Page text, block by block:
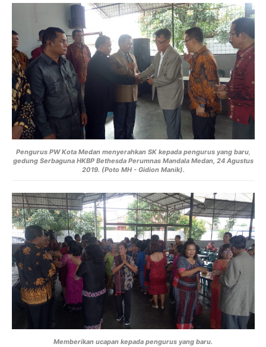
Pengurus PW Kota Medan menyerahkan SK kepada pengurus yang baru,
gedung Serbaguna HKBP Bethesda Perumnas Mandala Medan, 24 Agustus
2019. (Poto MH - Gidion Manik).
Memberikan ucapan kepada pengurus yang baru.